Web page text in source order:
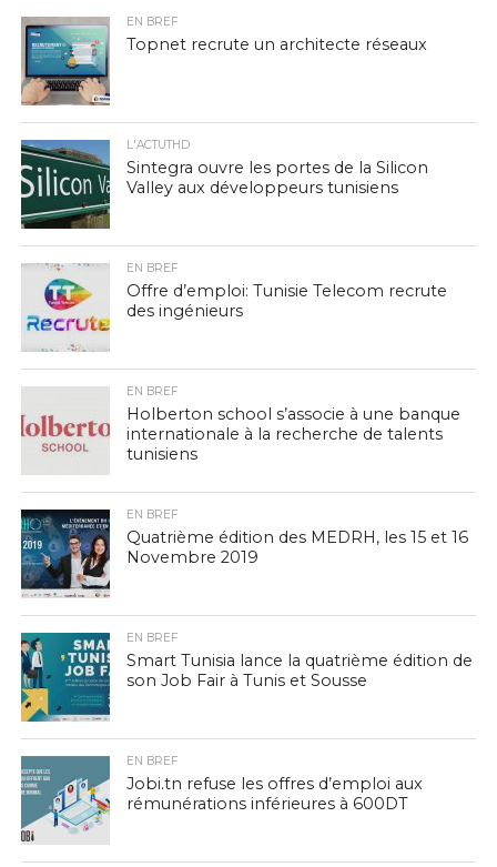
EN BREF
Topnet recrute un architecte réseaux
L'ACTUTHD
Sintegra ouvre les portes de la Silicon
Valley aux développeurs tunisiens
EN BREF
Offre d’emploi: Tunisie Telecom recrute
des ingénieurs
EN BREF
Holberton school s’associe à une banque
internationale à la recherche de talents
tunisiens
EN BREF
Quatrième édition des MEDRH, les 15 et 16
Novembre 2019
EN BREF
Smart Tunisia lance la quatrième édition de
son Job Fair à Tunis et Sousse
EN BREF
Jobi.tn refuse les offres d’emploi aux
rémunérations inférieures à 600DT